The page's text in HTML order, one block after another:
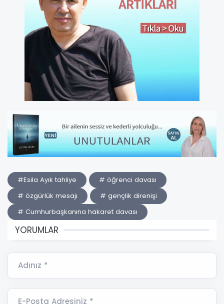
#Esila Ayık tahliye
# öğrenci davası
# özgürlük mesajı
# gençlik direnişi
# Cumhurbaşkanına hakaret davası
YORUMLAR
Adınız *
E-Posta Adresiniz *